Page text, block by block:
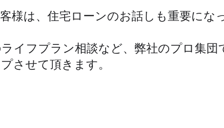
様は、住宅ローンのお話しも重要にな
イフプラン相談など、弊社のプロ集団
させて頂きます。